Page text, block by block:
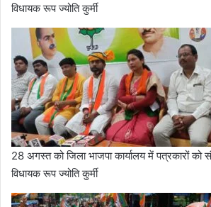
विधायक रूप ज्योति कुर्मी
28 अगस्त को जिला भाजपा कार्यालय में पत्रकारों
विधायक रूप ज्योति कुर्मी